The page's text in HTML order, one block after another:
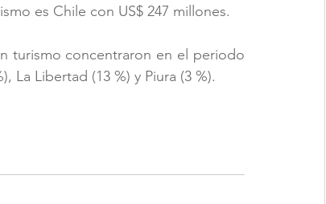
es Chile con US$ 247 millones.
turismo concentraron en el periodo
La Libertad (13 %) y Piura (3 %).